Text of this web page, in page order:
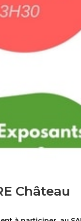
Château